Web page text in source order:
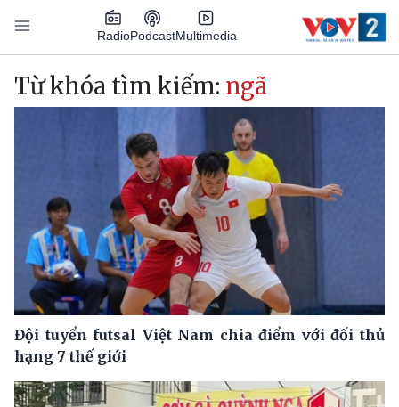
Nhảy đến nội dung
RadioPodcastMultimedia
Main navigation
Từ khóa tìm kiếm: ngã
Đội tuyển futsal Việt Nam chia điểm với đối thủ
hạng 7 thế giới